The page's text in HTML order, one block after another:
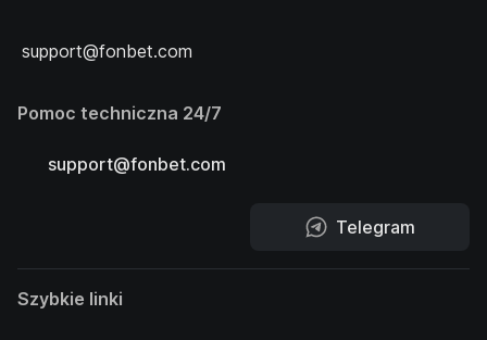
support@fonbet.com
Pomoc techniczna 24/7
support@fonbet.com
Telegram
Szybkie linki